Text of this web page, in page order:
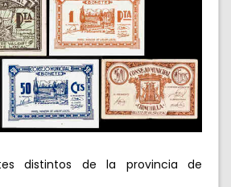
distintos de la provincia de